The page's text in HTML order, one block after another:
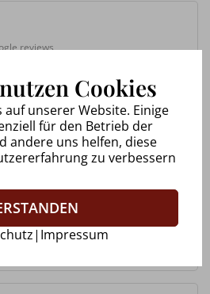
reviews
Bitter Immer freundlich und
es euch gibt 😊 was sich
wieder findet. Vor allem
beeindruckt hat war das ein
reviews
Cookies
unserer Website. Einige
für den Betrieb der
andere uns helfen, diese
zu verbessern
| Impressum